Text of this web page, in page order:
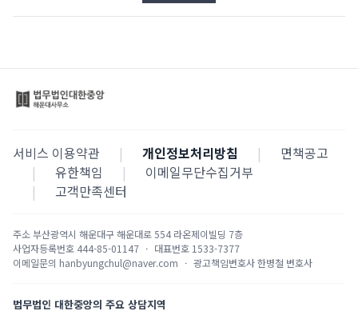
서비스 이용약관 | 개인정보처리방침 |
면책공고
|
유한책임 |
이메일무단수집거부
|
고객만족센터
주소부산광역시 해운대구 해운대로 554 라온제이빌딩 7층
사업자등록번호 444-85-01147 · 대표번호 1533-7377
이메일문의 hanbyungchul@naver.com · 광고책임변호사한병철 변호사
법무법인 대한중앙의 주요 상담지역